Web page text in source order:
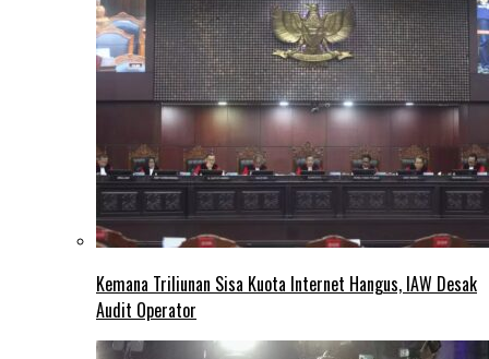
Kemana Triliunan Sisa Kuota Internet Hangus, IAW Desak
Audit Operator